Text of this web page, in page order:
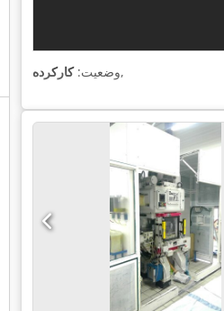
وضعیت:کارکرده ,